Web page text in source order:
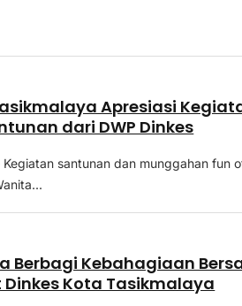
Apresiasi
dari DWP Dinkes
santunan dan munggahan fun
Berbagi Kebahagiaan
Kota Tasikmalaya